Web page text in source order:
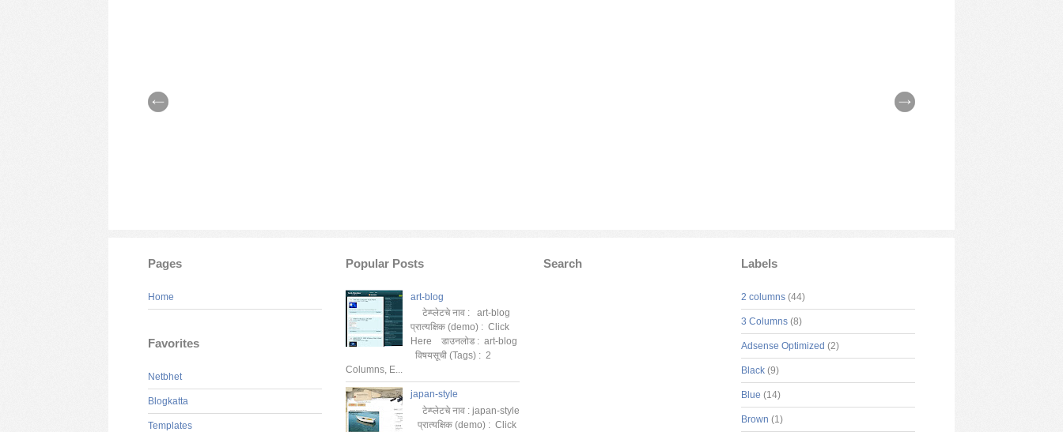
Pages
Home
Favorites
Netbhet
Blogkatta
Templates
Popular Posts
art-blog
टेम्प्लेटचे नाव : art-blog
प्रात्यक्षिक (demo) : Click
Here डाउनलोड : art-blog
विषयसूची (Tags) : 2
Columns, E...
japan-style
टेम्प्लेटचे नाव : japan-style
प्रात्यक्षिक (demo) : Click
Search Labels
2 columns (44)
3 Columns (8)
Adsense Optimized (2)
Black (9)
Blue (14)
Brown (1)